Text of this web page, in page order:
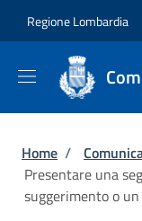
Regione Lombardia
Briciole
Home /
Presentare una
suggerimento o